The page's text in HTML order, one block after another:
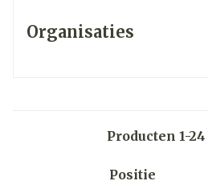
Organisaties
Producten 1-24
Sorteer op: